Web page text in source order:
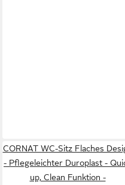
CORNAT WC-Sitz Flaches
- Pflegeleichter Duroplast -
up, Clean Funktion -